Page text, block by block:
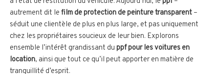
autrement dit le film de protection de peinture transparent –
séduit une clientèle de plus en plus large, et pas uniquement
chez les propriétaires soucieux de leur bien. Explorons
ensemble l’intérêt grandissant du ppf pour les voitures en
location, ainsi que tout ce qu’il peut apporter en matière de
tranquillité d’esprit.